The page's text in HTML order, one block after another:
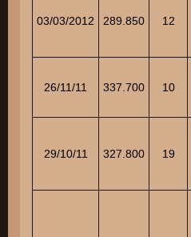
03/03/2012 289.850 12
26/11/11 337.700 10
29/10/11 327.800 19